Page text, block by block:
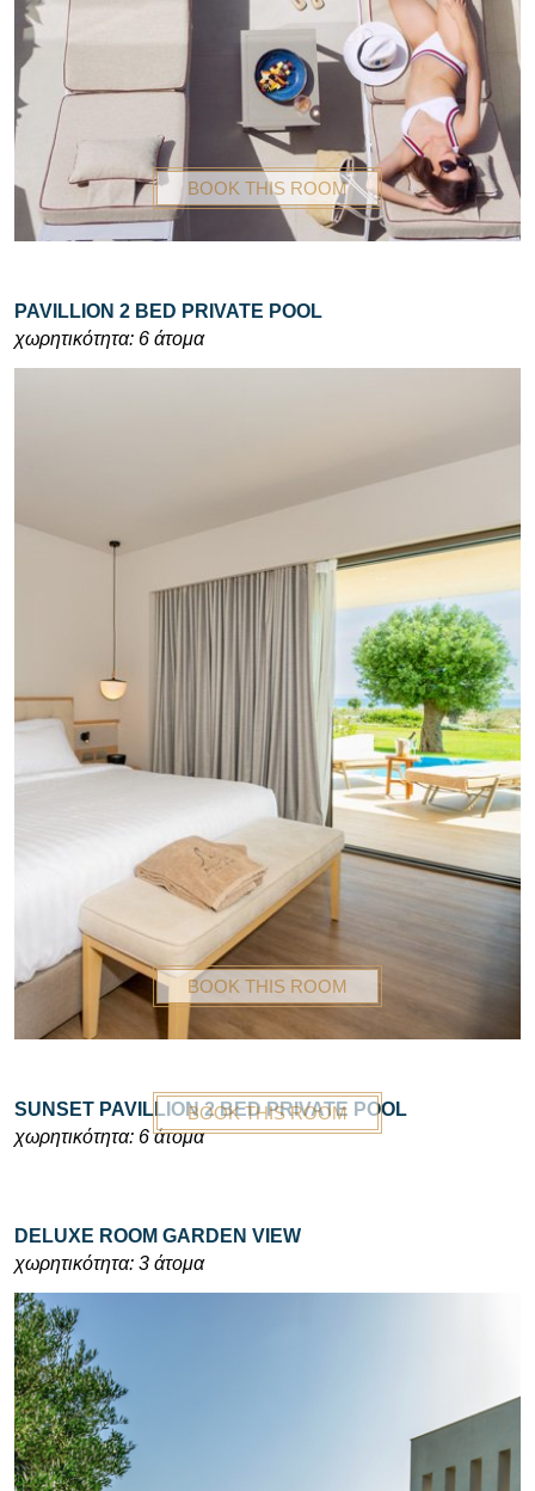
BOOK THIS ROOM
PAVILLION 2 BED PRIVATE POOL
χωρητικότητα: 6 άτομα
BOOK THIS ROOM
SUNSET PAVILLION 2 BED PRIVATE POOL
χωρητικότητα: 6 άτομα
BOOK THIS ROOM
DELUXE ROOM GARDEN VIEW
χωρητικότητα: 3 άτομα